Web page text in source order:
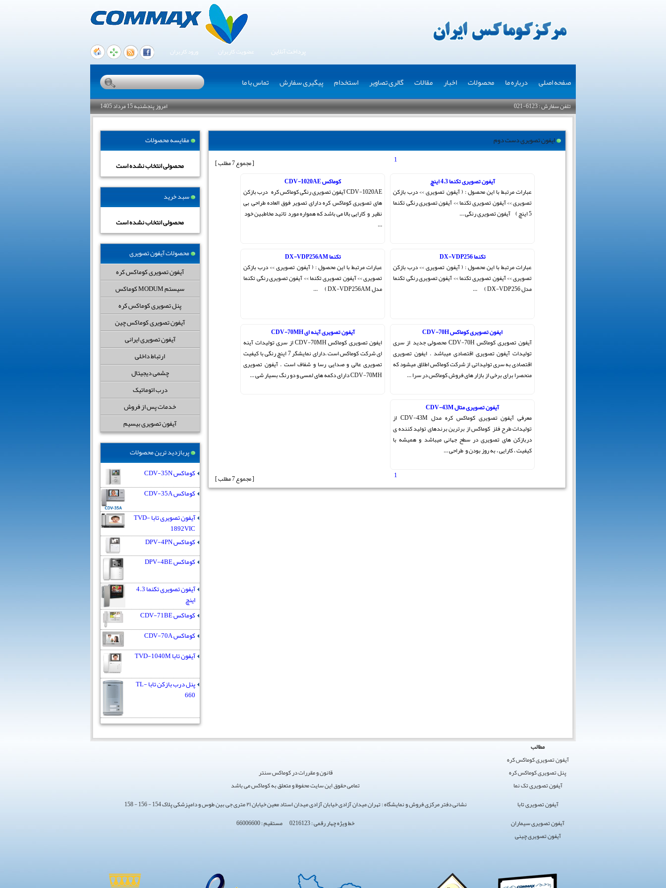
ورود کاربران عضویت کاربران پرداخت آنلاین
صفحه اصلی درباره ما محصولات اخبار مقالات گالری تصاویر استخدام پیگیری سفارش تماس با ما
تلفن سفارش : 6123-021 امروز پنجشنبه 15 مرداد 1405
مقایسه محصولات
محصولی انتخاب نشده است
سبد خرید
محصولی انتخاب نشده است
محصولات آیفون تصویری
آیفون تصویری کوماکس کره
سیستم MODUM کوماکس
پنل تصویری کوماکس کره
آیفون تصویری کوماکس چین
آیفون تصویری ایرانی
ارتباط داخلی
چشمی دیجیتال
درب اتوماتیک
خدمات پس از فروش
آیفون تصویری بیسیم
پربازدید ترین محصولات
کوماکس CDV-35N
کوماکس CDV-35A
آیفون تصویری تابا TVD-
1892VIC
کوماکس DPV-4PN
کوماکس DPV-4BE
آیفون تصویری تکنما 4.3
اینچ
کوماکس CDV-71BE
کوماکس CDV-70A
آیفون تابا TVD-1040M
پنل درب بازکن تابا TL-
660
ایفون تصویری دست دوم
1
[ مجموع 7 مطلب ]
آیفون تصویری تکنما 4.3 اینچ
عبارات مرتبط با این محصول : ( آیفون تصویری >> درب بازکن
تصویری >> آیفون تصویری تکنما >> آیفون تصویری رنگی تکنما
5 اینچ ) آیفون تصویری رنگی ...
کوماکس CDV-1020AE
CDV-1020AE آیفون تصویری رنگی کوماکس کره درب بازکن
های تصویری کوماکس کره دارای تصویر فوق العاده طراحی بی
نظیر و کارایی بالا می باشد که همواره مورد تائید مخاطبین خود
...
تکنما DX-VDP256
عبارات مرتبط با این محصول : ( آیفون تصویری >> درب بازکن
تصویری >> آیفون تصویری تکنما >> آیفون تصویری رنگی تکنما
مدل DX-VDP256 ) ...
تکنما DX-VDP256AM
عبارات مرتبط با این محصول : ( آیفون تصویری >> درب بازکن
تصویری >> آیفون تصویری تکنما >> آیفون تصویری رنگی تکنما
مدل DX-VDP256AM ) ...
ایفون تصویری کوماکس CDV-70H
آیفون تصویری کوماکس CDV-70H محصولی جدید از سری
تولیدات آیفون تصویری اقتصادی میباشد . ایفون تصویری
اقتصادی به سری تولیداتی از شرکت کوماکس اطلاق میشود که
منحصرا برای برخی از بازار های فروش کوماکس در سرا ...
آیفون تصویری آینه ای CDV-70MH
ایفون تصویری کوماکس CDV-70MH از سری تولیدات آینه
ای شرکت کوماکس است .دارای نمایشگر 7 اینچ رنگی با کیفیت
تصویری عالی و صدایی رسا و شفاف است . آیفون تصویری
CDV-70MH دارای دکمه های لمسی و دو رنگ بسیار شی ...
آیفون تصویری متال CDV-43M
معرفی آیفون تصویری کوماکس کره مدل CDV-43M از
تولیدات طرح فلز کوماکس از برترین برندهای تولید کننده ی
دربازکن های تصویری در سطح جهانی میباشد و همیشه با
کیفیت ، کارایی ، به روز بودن و طراحی ...
1 [ مجموع 7 مطلب ]
کوماکس
ایران
کوماکس
تصویری
سایت
برگزیده
مطالب
آیفون تصویری کوماکس کره
پنل تصویری کوماکس کره
قانون و مقررات در کوماکس سنتر
آیفون تصویری تک نما
تمامی حقوق این سایت محفوظ و متعلق به کوماکس می باشد
آیفون تصویری تابا
نشانی دفتر مرکزی فروش و نمایشگاه : تهران میدان آزادی خیابان آزادی میدان استاد معین خیابان ۲۱ متری جی بین طوس و دامپزشکی پلاک 154 - 156 - 158
آیفون تصویری سیماران
خط ویژه چهار رقمی : 0216123 مستقیم : 66006600
آیفون تصویری چینی